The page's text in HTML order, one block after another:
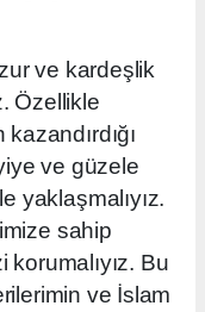
ve kardeşlik
Özellikle
ve güzele
yaklaşmalıyız.
sahip
korumalıyız. Bu
ve İslam